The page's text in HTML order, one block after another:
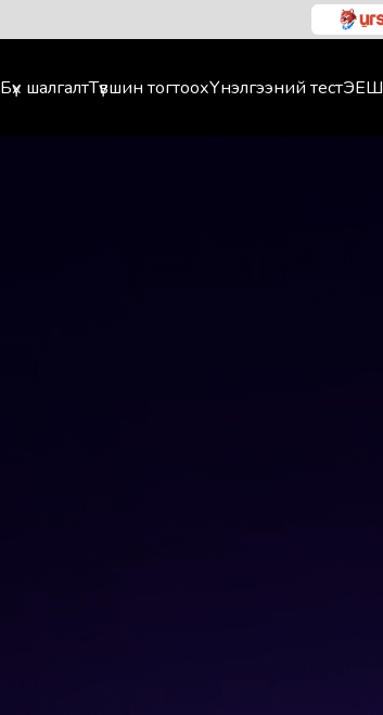
Бүх шалгалтТүвшин тогтоохҮнэлгээний тестЭЕШ